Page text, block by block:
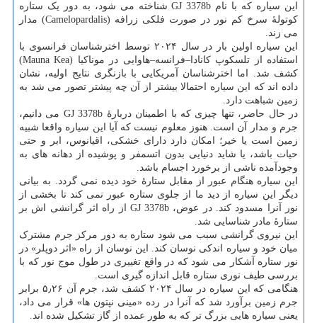
این سیاره که با نام GJ 3378b شناخته می شود، به دور یک ستاره
کوتولهٔ سرخ کم نور در صورت فلکی زرافه (Camelopardalis) مدار
می زند.
این سیاره اولین بار در سال ۲۰۲۴ توسط اخترشناسان فرانسوی با
استفاده از تلسکوپ کانادا–فرانسه–هاوایی در موناکیا (Mauna Kea)
کشف شد. اما اخترشناسان آمریکایی با بازنگری نتایج اولیه، نشان
داده اند که این سیاره احتمالا بیشتر از آن چه پیشتر تصور می شد به
زمین شباهت دارد.
در حال حاضر، تنها چیزی که با اطمینان دربارهٔ GJ 3378b می دانیم،
جرم و مدار آن است. هنوز معلوم نیست که آیا این سیاره واقعا شبیه
زمین است یا خیر؛ امکان دارد دارای خشکی، اقیانوس، ابر و حتی
حیات باشد، یا شاید دنیایی بدون اتسمفر و پوشیده از دهانه های به
وجودآمده ناشی از برخورد اجسام باشد.
این سیاره هنگام عبور از مقابل ستارهٔ خود دیده نمی گردد. به بیانی
دیگر این سیاره از دید ما از جلوی ستاره عبور نمی کند تا بخشی از
نور آنرا مسدود کند. در عوض، GJ 3378b از راه اثر گرانشی اش بر
ستارهٔ مادر شناسایی شد.
این نیروی گرانشی سبب می شود ستاره به دور مرکز جرم مشترک
میان خود و سیاره اندکی نوسان کند. این نوسان از راه «اثر دوپلر» در
نور ستاره آشکار می شود که در واقع تغییری در طول موج نور که با
بررسی طیف نوری ستاره قابل اندازه گیری است.
هنگامی که این سیاره در سال ۲۰۲۴ کشف شد، جرم آن ۵٫۲۶ برابر
جرم زمین برآورد شد که آنرا در رده «مینی نپتون ها» قرار می داد،
یعنی سیاره هایی بزرگ تر که به طور عمده از گاز تشکیل شده اند.